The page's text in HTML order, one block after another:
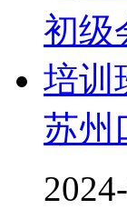
苏州